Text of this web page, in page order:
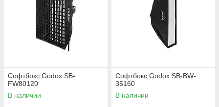
Софтбокс Godox SB-
FW80120
В наличии
Софтбокс Godox SB-BW-
35160
В наличии